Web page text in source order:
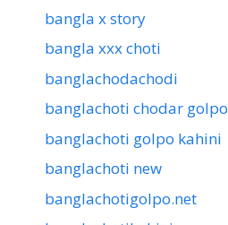
bangla x story
bangla xxx choti
banglachodachodi
banglachoti chodar golpo
banglachoti golpo kahini
banglachoti new
banglachotigolpo.net